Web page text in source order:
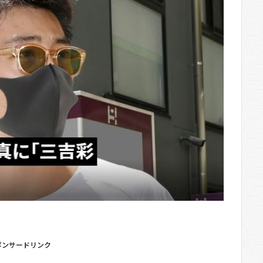
ンサードリンク